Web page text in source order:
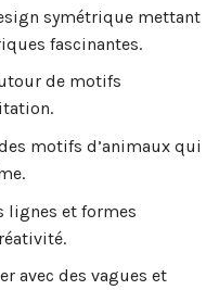
symétrique mettant
fascinantes.
de motifs
motifs d’animaux qui
lignes et formes
avec des vagues et